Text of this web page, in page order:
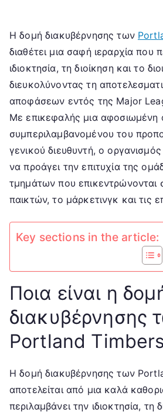
Δομή
διακυβέρνησης,
Ρόλοι
ηγεσίας,
Οργάνωση
Η δομή διακυβέρνησης των
διαθέτει μια σαφή ιεραρχία που
ιδιοκτησία, τη διοίκηση και το
διευκολύνοντας τη
αποφάσεων εντός της Major
Με επικεφαλής μια
συμπεριλαμβανομένου του
γενικού διευθυντή, ο οργανισμός
να προάγει την επιτυχία της
τμημάτων που επικεντρώνονται
παικτών, το μάρκετινγκ και τις
Key sections in the article:
Ποια είναι η
διακυβέρνησης
Portland
Η δομή διακυβέρνησης των
αποτελείται από μια καλά
περιλαμβάνει την ιδιοκτησία, τη